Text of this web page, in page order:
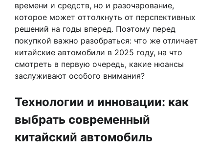
времени и средств, но и разочарование,
которое может оттолкнуть от перспективных
решений на годы вперед. Поэтому перед
покупкой важно разобраться: что же отличает
китайские автомобили в 2025 году, на что
смотреть в первую очередь, какие нюансы
заслуживают особого внимания?
Технологии и инновации: как
выбрать современный
китайский автомобиль